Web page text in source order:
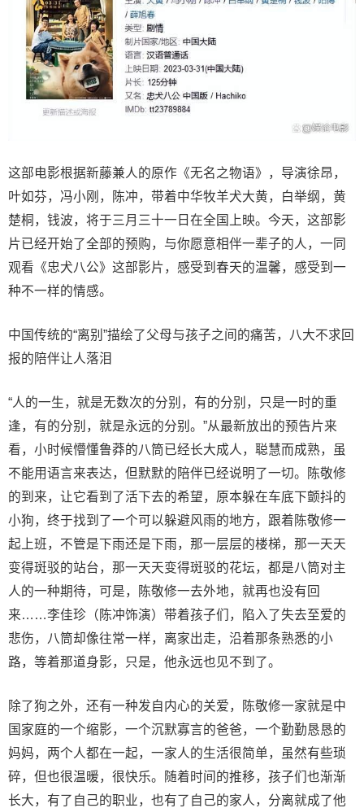
这部电影根据新藤兼人的原作《无名之物语》，导演徐昂，
叶如芬，冯小刚，陈冲，带着中华牧羊犬大黄，白举纲，黄
楚桐，钱波，将于三月三十一日在全国上映。今天，这部影
片已经开始了全部的预购，与你愿意相伴一辈子的人，一同
观看《忠犬八公》这部影片，感受到春天的温馨，感受到一
种不一样的情感。
中国传统的“离别”描绘了父母与孩子之间的痛苦，八大不求回
报的陪伴让人落泪
“人的一生，就是无数次的分别，有的分别，只是一时的重
逢，有的分别，就是永远的分别。”从最新放出的预告片来
看，小时候懵懂鲁莽的八筒已经长大成人，聪慧而成熟，虽
不能用语言来表达，但默默的陪伴已经说明了一切。陈敬修
的到来，让它看到了活下去的希望，原本躲在车底下颤抖的
小狗，终于找到了一个可以躲避风雨的地方，跟着陈敬修一
起上班，不管是下雨还是下雨，那一层层的楼梯，那一天天
变得斑驳的站台，那一天天变得斑驳的花坛，都是八筒对主
人的一种期待，可是，陈敬修一去外地，就再也没有回
来……李佳珍（陈冲饰演）带着孩子们，陷入了失去至爱的
悲伤，八筒却像往常一样，离家出走，沿着那条熟悉的小
路，等着那道身影，只是，他永远也见不到了。
除了狗之外，还有一种发自内心的关爱，陈敬修一家就是中
国家庭的一个缩影，一个沉默寡言的爸爸，一个勤勤恳恳的
妈妈，两个人都在一起，一家人的生活很简单，虽然有些琐
碎，但也很温暖，很快乐。随着时间的推移，孩子们也渐渐
长大，有了自己的职业，也有了自己的家人，分离就成了他